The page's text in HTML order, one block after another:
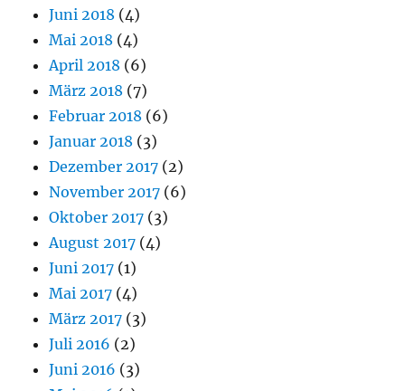
Juni 2018 (4)
Mai 2018 (4)
April 2018 (6)
März 2018 (7)
Februar 2018 (6)
Januar 2018 (3)
Dezember 2017 (2)
November 2017 (6)
Oktober 2017 (3)
August 2017 (4)
Juni 2017 (1)
Mai 2017 (4)
März 2017 (3)
Juli 2016 (2)
Juni 2016 (3)